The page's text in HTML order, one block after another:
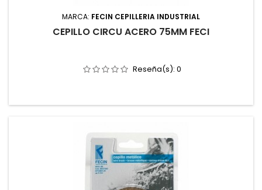
MARCA: FECIN CEPILLERIA INDUSTRIAL
CEPILLO CIRCU ACERO 75MM FECI
Reseña(s): 0